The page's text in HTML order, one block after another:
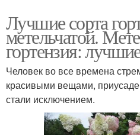
Лучшие сорта
метельчатой.
гортензия:
Человек во все времена
красивыми вещами,
стали исключением.